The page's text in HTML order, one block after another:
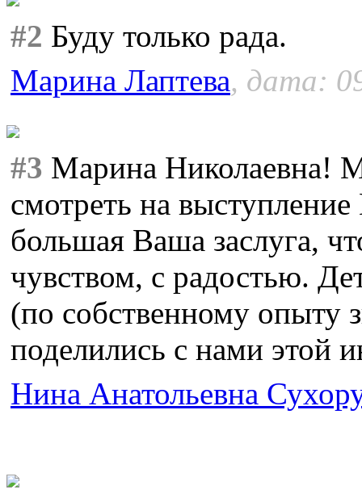
#2 Буду только рада.
Марина Лаптева, дата:
#3 Марина Николаевна!
смотреть на
большая Ваша заслуга,
чувством, с радостью.
(по собственному опыту
поделились с нами этой
Нина Анатольевна